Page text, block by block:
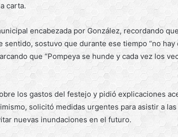
carta.
encabezada por González, recordando
sentido, sostuvo que durante ese tiempo “no hay
que “Pompeya se hunde y cada vez los
los gastos del festejo y pidió explicaciones
solicitó medidas urgentes para asistir a las
nuevas inundaciones en el futuro.